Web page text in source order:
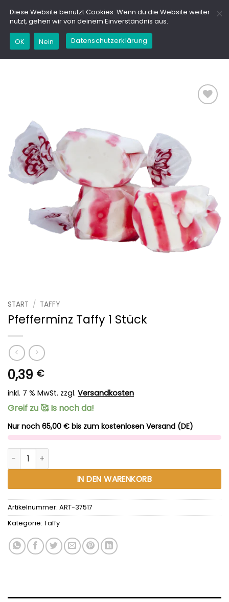
Inhalt
springen
Kaufe dieses Produkt und erhalte 1,95
START / TAFFY
Pfefferminz Taffy 1 Stück
0,39 €
inkl. 7 % MwSt. zzgl. Versandkosten
Greif zu 🥰 Is noch da!
Nur noch 65,00 € bis zum kostenlosen Versand (DE)
Pfefferminz Taffy 1 Stück Menge
IN DEN WARENKORB
Alternative:
Artikelnummer: ART-37517
Kategorie: Taffy
Diese Website benutzt Cookies. Wenn du die Website weiter
nutzt, gehen wir von deinem Einverständnis aus.
OK Nein Datenschutzerklärung